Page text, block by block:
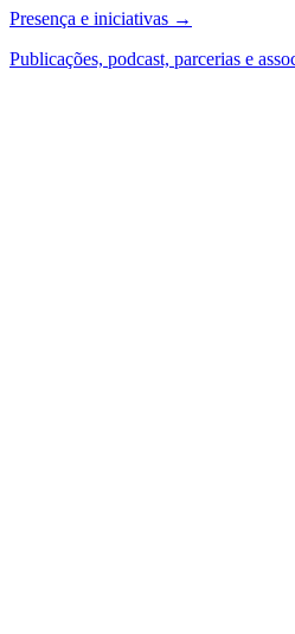
Presença e iniciativas →
Publicações, podcast, parcerias e